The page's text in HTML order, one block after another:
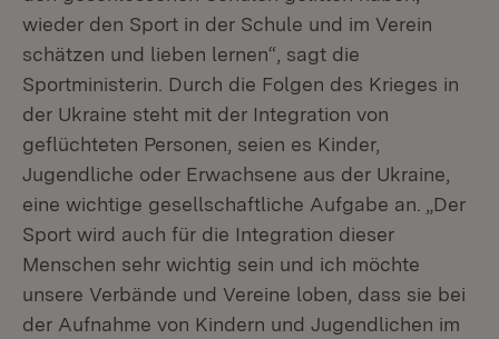
wieder den Sport in der Schule und im Verein
schätzen und lieben lernen“, sagt die
Sportministerin. Durch die Folgen des Krieges in
der Ukraine steht mit der Integration von
geflüchteten Personen, seien es Kinder,
Jugendliche oder Erwachsene aus der Ukraine,
eine wichtige gesellschaftliche Aufgabe an. „Der
Sport wird auch für die Integration dieser
Menschen sehr wichtig sein und ich möchte
unsere Verbände und Vereine loben, dass sie bei
der Aufnahme von Kindern und Jugendlichen im